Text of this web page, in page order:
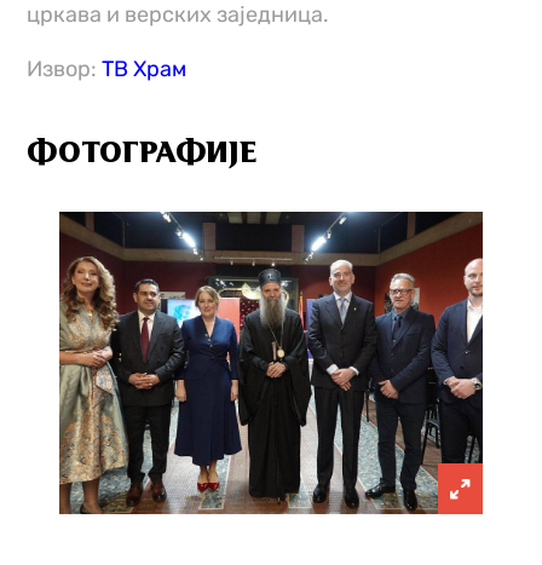
цркава и верских заједница.
Извор:ТВ Храм
ФОТОГРАФИЈЕ